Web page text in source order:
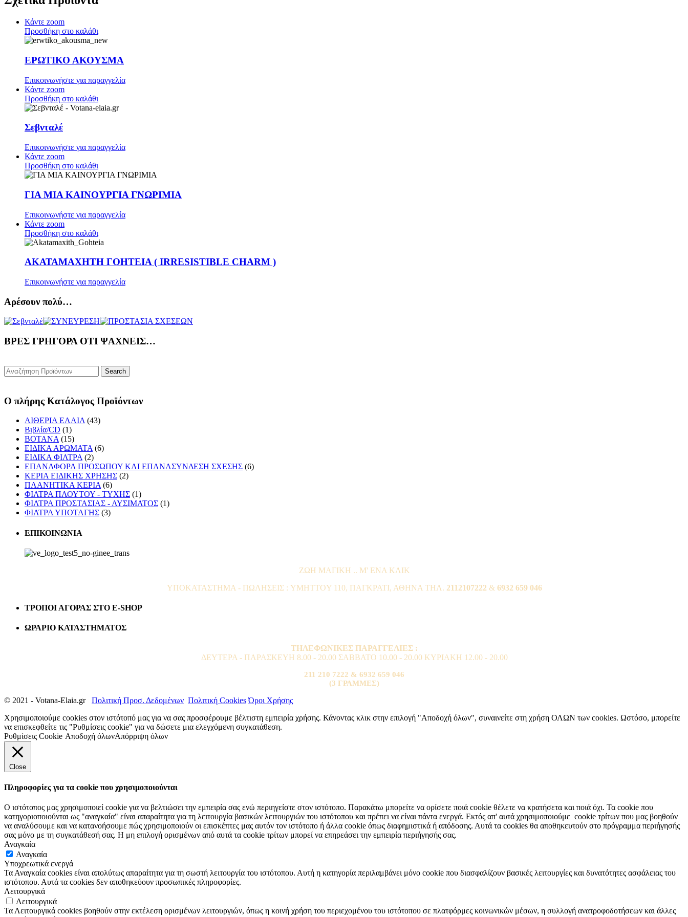
Κάντε zoom
Προσθήκη στο καλάθι
ΕΡΩΤΙΚΟ ΑΚΟΥΣΜΑ
Επικοινωνήστε για παραγγελία
Κάντε zoom
Προσθήκη στο καλάθι
Σεβνταλέ
Επικοινωνήστε για παραγγελία
Κάντε zoom
Προσθήκη στο καλάθι
ΓΙΑ MIA ΚΑΙΝΟΥΡΓΙΑ ΓΝΩΡΙΜΙΑ
Επικοινωνήστε για παραγγελία
Κάντε zoom
Προσθήκη στο καλάθι
ΑΚΑΤΑΜΑΧΗΤΗ ΓΟΗΤΕΙΑ ( IRRESISTIBLE CHARM )
Επικοινωνήστε για παραγγελία
Αρέσουν πολύ…
ΒΡΕΣ ΓΡΗΓΟΡΑ ΟΤΙ ΨΑΧΝΕΙΣ…
Ο πλήρης Κατάλογος Προϊόντων
ΑΙΘΕΡΙΑ ΕΛΑΙΑ (43)
Βιβλία/CD (1)
ΒΟΤΑΝΑ (15)
ΕΙΔΙΚΑ ΑΡΩΜΑΤΑ (6)
ΕΙΔΙΚΑ ΦΙΛΤΡΑ (2)
ΕΠΑΝΑΦΟΡΑ ΠΡΟΣΩΠΟΥ ΚΑΙ ΕΠΑΝΑΣΥΝΔΕΣΗ ΣΧΕΣΗΣ (6)
ΚΕΡΙΑ ΕΙΔΙΚΗΣ ΧΡΗΣΗΣ (2)
ΠΛΑΝΗΤΙΚΑ ΚΕΡΙΑ (6)
ΦΙΛΤΡΑ ΠΛΟΥΤΟΥ - ΤΥΧΗΣ (1)
ΦΙΛΤΡΑ ΠΡΟΣΤΑΣΙΑΣ - ΛΥΣΙΜΑΤΟΣ (1)
ΦΙΛΤΡΑ ΥΠΟΤΑΓΗΣ (3)
ΕΠΙΚΟΙΝΩΝΙΑ
ΖΩΗ ΜΑΓΙΚΗ .. Μ' ΕΝΑ ΚΛΙΚ
ΥΠΟΚΑΤΑΣΤΗΜΑ - ΠΩΛΗΣΕΙΣ : YMHTTOY 110, ΠΑΓΚΡΑΤΙ, ΑΘΗΝΑ ΤΗΛ. 2112107222 & 6932 659 046
ΤΡΟΠΟΙ ΑΓΟΡΑΣ ΣΤΟ E-SHOP
ΩΡΑΡΙΟ ΚΑΤΑΣΤΗΜΑΤΟΣ
ΤΗΛΕΦΩΝΙΚΕΣ ΠΑΡΑΓΓΕΛΙΕΣ :
ΔΕΥΤΕΡΑ - ΠΑΡΑΣΚΕΥΗ 8.00 - 20.00 ΣΑΒΒΑΤΟ 10.00 - 20.00 ΚΥΡΙΑΚΗ 12.00 - 20.00
211 210 7222 & 6932 659 046
(3 ΓΡΑΜΜΕΣ)
© 2021 - Votana-Elaia.gr Πολιτική Προσ. Δεδομένων Πολιτική Cookies Όροι Χρήσης
Χρησιμοποιούμε cookies στον ιστότοπό μας για να σας προσφέρουμε βέλτιστη εμπειρία χρήσης. Κάνοντας κλικ στην επιλογή "Αποδοχή όλων", συναινείτε στη χρήση ΟΛΩΝ των cookies. Ωστόσο, μπορείτε
να επισκεφθείτε τις "Ρυθμίσεις cookie" για να δώσετε μια ελεγχόμενη συγκατάθεση.
Ρυθμίσεις Cookie Αποδοχή όλωνΑπόρριψη όλων
Close
Πληροφορίες για τα cookie που χρησιμοποιούνται
Ο ιστότοπος μας χρησιμοποιεί cookie για να βελτιώσει την εμπειρία σας ενώ περιηγείστε στον ιστότοπο. Παρακάτω μπορείτε να ορίσετε ποιά cookie θέλετε να κρατήσετα και ποιά όχι. Τα cookie που
κατηγοριοποιούνται ως "αναγκαία" είναι απαραίτητα για τη λειτουργία βασικών λειτουργιών του ιστότοπου και πρέπει να είναι πάντα ενεργά. Εκτός απ' αυτά χρησιμοποιούμε cookie τρίτων που μας βοηθούν
να αναλύσουμε και να κατανοήσουμε πώς χρησιμοποιούν οι επισκέπτες μας αυτόν τον ιστότοπο ή άλλα cookie όπως διαφημιστικά ή απόδοσης. Αυτά τα cookies θα αποθηκευτούν στο πρόγραμμα περιήγησής
σας μόνο με τη συγκατάθεσή σας. Η μη επιλογή ορισμένων από αυτά τα cookie τρίτων μπορεί να επηρεάσει την εμπειρία περιήγησής σας.
Αναγκαία
Αναγκαία
Υποχρεωτικά ενεργά
Τα Αναγκαία cookies είναι απολύτως απαραίτητα για τη σωστή λειτουργία του ιστότοπου. Αυτή η κατηγορία περιλαμβάνει μόνο cookie που διασφαλίζουν βασικές λειτουργίες και δυνατότητες ασφάλειας του
ιστότοπου. Αυτά τα cookies δεν αποθηκεύουν προσωπικές πληροφορίες.
Λειτουργικά
Λειτουργικά
Τα Λειτουργικά cookies βοηθούν στην εκτέλεση ορισμένων λειτουργιών, όπως η κοινή χρήση του περιεχομένου του ιστότοπου σε πλατφόρμες κοινωνικών μέσων, η συλλογή ανατροφοδοτήσεων και άλλες